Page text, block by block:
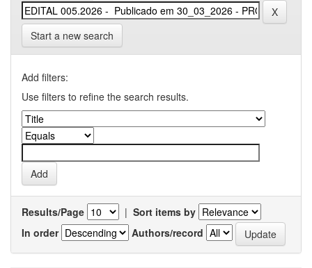
Start a new search
Add filters:
Use filters to refine the search results.
Results/Page | Sort items by
In order
Authors/record